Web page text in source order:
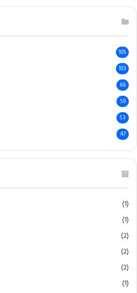
105
103
66
59
53
47
(1)
(1)
(2)
(2)
(2)
(1)